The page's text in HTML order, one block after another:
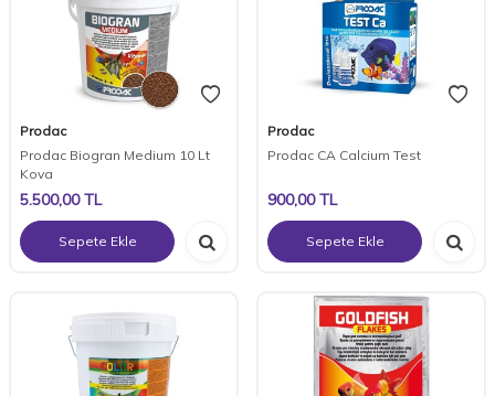
Prodac
Prodac Biogran Medium 10 Lt
Kova
5.500,00TL
Sepete Ekle
Prodac
Prodac CA Calcium Test
900,00TL
Sepete Ekle